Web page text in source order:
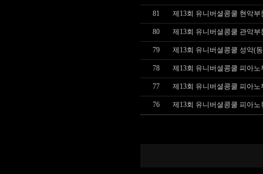
81 제13회 유니버셜콩쿨 현악부
80 제13회 유니버셜콩쿨 관악부
79 제13회 유니버셜콩쿨 성악(
78 제13회 유니버셜콩쿨 피아노
77 제13회 유니버셜콩쿨 피아노
76 제13회 유니버셜콩쿨 피아